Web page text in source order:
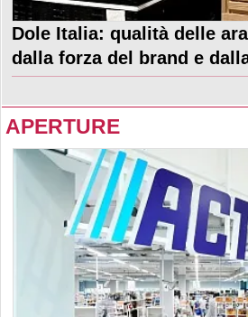
Dole Italia: qualità delle
dalla forza del brand e
APERTURE